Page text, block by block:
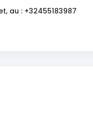
au : +32455183987